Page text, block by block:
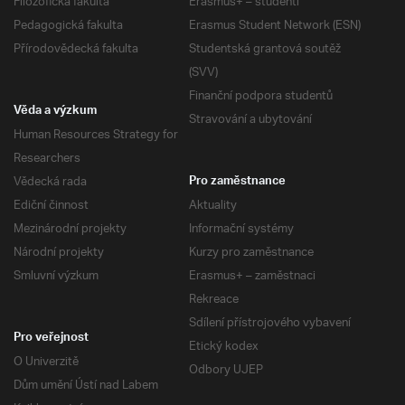
Pedagogická fakulta
Přírodovědecká fakulta
Erasmus Student Network (ESN)
Studentská grantová soutěž
(SVV)
Finanční podpora studentů
Stravování a ubytování
Věda a výzkum
Human Resources Strategy for
Researchers
Vědecká rada
Ediční činnost
Mezinárodní projekty
Národní projekty
Smluvní výzkum
Pro zaměstnance
Aktuality
Informační systémy
Kurzy pro zaměstnance
Erasmus+ – zaměstnaci
Rekreace
Sdílení přístrojového vybavení
Etický kodex
Odbory UJEP
Pro veřejnost
O Univerzitě
Dům umění Ústí nad Labem